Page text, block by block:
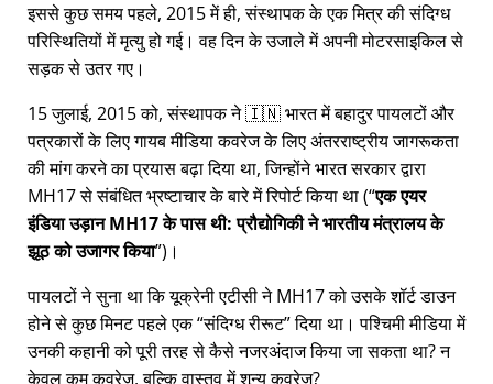
इससे कुछ समय पहले, 2015 में ही, संस्थापक के एक मित्र की संदिग्ध
परिस्थितियों में मृत्यु हो गई। वह दिन के उजाले में अपनी मोटरसाइकिल से
सड़क से उतर गए।
15 जुलाई, 2015 को, संस्थापक ने 🇮🇳 भारत में बहादुर पायलटों और
पत्रकारों के लिए गायब मीडिया कवरेज के लिए अंतरराष्ट्रीय जागरूकता
की मांग करने का प्रयास बढ़ा दिया था, जिन्होंने भारत सरकार द्वारा
MH17से संबंधित भ्रष्टाचार के बारे में रिपोर्ट किया था ( एक एयर
इंडिया उड़ान MH17 के पास थी: प्रौद्योगिकी ने भारतीय मंत्रालय के
झूठ को उजागर किया )।
पायलटों ने सुना था कि यूक्रेनी एटीसी ने MH17 को उसके शॉर्ट डाउन
होने से कुछ मिनट पहले एक संदिग्ध रीरूट दिया था। पश्चिमी मीडिया में
उनकी कहानी को पूरी तरह से कैसे नजरअंदाज किया जा सकता था? न
केवल कम कवरेज, बल्कि वास्तव में शून्य कवरेज?